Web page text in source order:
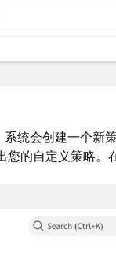
系统会创建一个
您的自定义策略